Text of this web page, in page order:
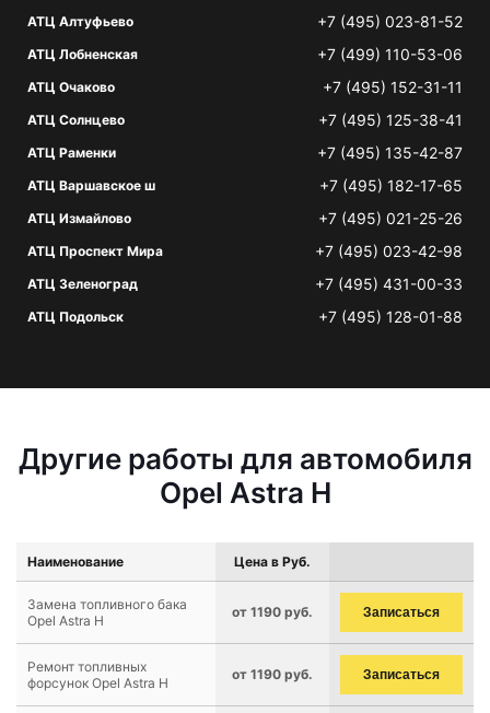
АТЦ Алтуфьево +7 (495) 023-81-52
АТЦ Лобненская +7 (499) 110-53-06
АТЦ Очаково +7 (495) 152-31-11
АТЦ Солнцево +7 (495) 125-38-41
АТЦ Раменки +7 (495) 135-42-87
АТЦ Варшавское ш +7 (495) 182-17-65
АТЦ Измайлово +7 (495) 021-25-26
АТЦ Проспект Мира +7 (495) 023-42-98
АТЦ Зеленоград +7 (495) 431-00-33
АТЦ Подольск +7 (495) 128-01-88
Другие работы для автомобиля
Opel Astra H
Наименование Цена в Руб.
Замена топливного бака
Opel Astra H
от 1190 руб. Записаться
Ремонт топливных
форсунок Opel Astra H
от 1190 руб. Записаться